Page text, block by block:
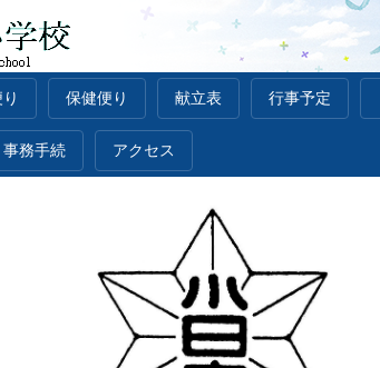
保健便り 献立表 行事予定
事務手続 アクセス